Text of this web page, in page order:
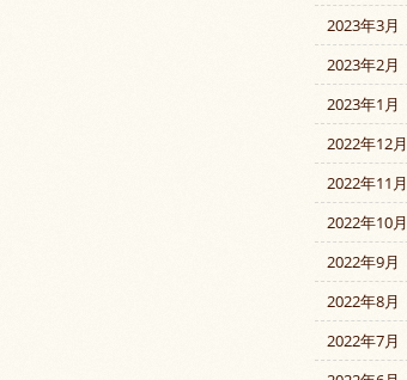
2023年3月
2023年2月
2023年1月
2022年12月
2022年11月
2022年10月
2022年9月
2022年8月
2022年7月